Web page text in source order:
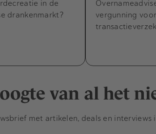
in de
drankenmarkt?
vergunning
van al het
met artikelen, deals en interviews